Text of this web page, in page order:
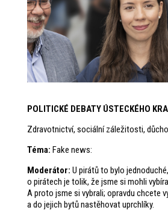
POLITICKÉ DEBATY ÚSTECKÉHO
Zdravotnictví, sociální záležitosti,
Téma: Fake news:
Moderátor: U pirátů to bylo
o pirátech je tolik, že jsme si mohli
A proto jsme si vybrali; opravdu chcete
a do jejich bytů nastěhovat uprchlíky.